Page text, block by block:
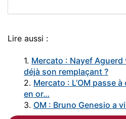
Lire aussi :
1. Mercato : Nayef Aguerd
déjà son remplaçant ?
2. Mercato : L’OM passe
en or…
3. OM : Bruno Genesio a